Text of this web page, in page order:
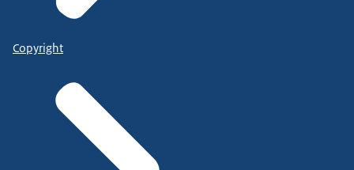
Copyright